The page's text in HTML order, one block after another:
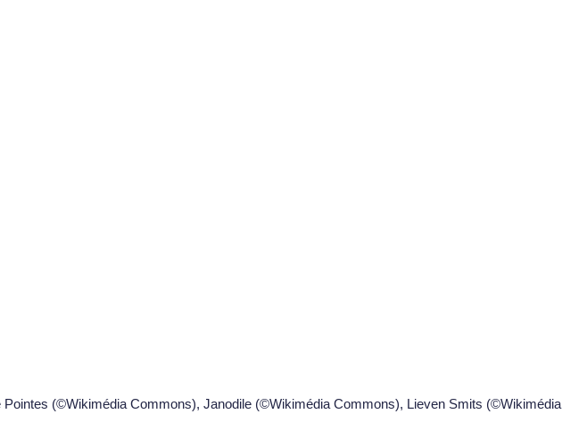
(©Wikimédia Commons), Janodile (©Wikimédia Commons), Lieven Smits (©Wikimédia